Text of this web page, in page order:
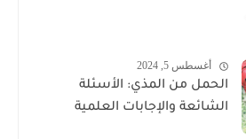
أغسطس 5, 2024
الحمل من المذي: الأسئلة
الشائعة والإجابات العلمية